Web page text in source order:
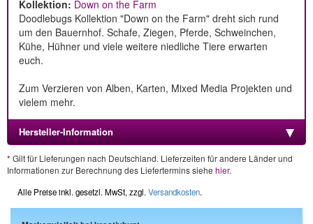
Kollektion: Down on the Farm
Doodlebugs Kollektion "Down on the Farm" dreht sich rund
um den Bauernhof. Schafe, Ziegen, Pferde, Schweinchen,
Kühe, Hühner und viele weitere niedliche Tiere erwarten
euch.
Zum Verzieren von Alben, Karten, Mixed Media Projekten und
vielem mehr.
Hersteller-Information
* Gilt für Lieferungen nach Deutschland. Lieferzeiten für andere Länder und
Informationen zur Berechnung des Liefertermins siehe hier.
Alle Preise inkl. gesetzl. MwSt, zzgl. Versandkosten.